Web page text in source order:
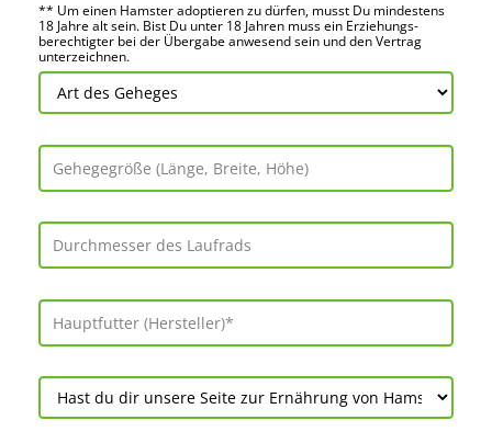
** Um einen Hamster adoptieren zu dürfen, musst Du mindes­tens
18 Jahre alt sein. Bist Du unter 18 Jahren muss ein Erziehungs­
berechtigter bei der Über­gabe anwes­end sein und den Vertrag
unter­zeichnen.